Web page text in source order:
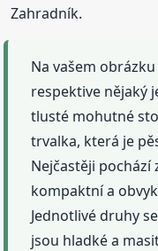
Zahradník.
Na vašem
respektive nějaký
tlusté mohutné
trvalka, která je
Nejčastěji pochází
kompaktní a
Jednotlivé druhy
jsou hladké a